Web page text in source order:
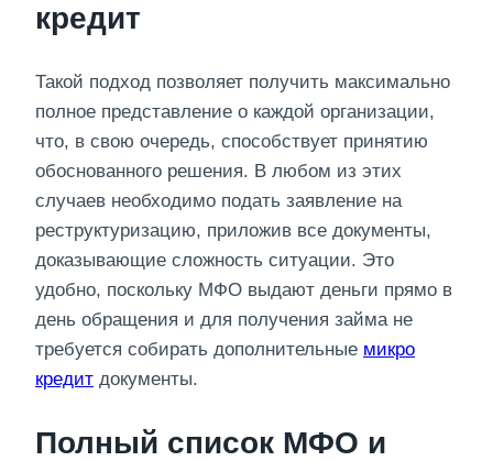
кредит
Такой подход позволяет получить максимально
полное представление о каждой организации,
что, в свою очередь, способствует принятию
обоснованного решения. В любом из этих
случаев необходимо подать заявление на
реструктуризацию, приложив все документы,
доказывающие сложность ситуации. Это
удобно, поскольку МФО выдают деньги прямо в
день обращения и для получения займа не
требуется собирать дополнительные микро
кредит документы.
Полный список МФО и